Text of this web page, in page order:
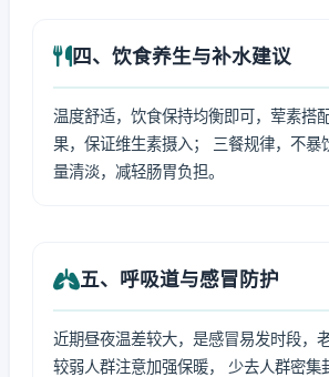
四、饮食养生与补水建议
温度舒适，饮食保持均衡即可，荤素搭
果，保证维生素摄入； 三餐规律，不暴
量清淡，减轻肠胃负担。
五、呼吸道与感冒防护
近期昼夜温差较大，是感冒易发时段，
较弱人群注意加强保暖， 少去人群密集